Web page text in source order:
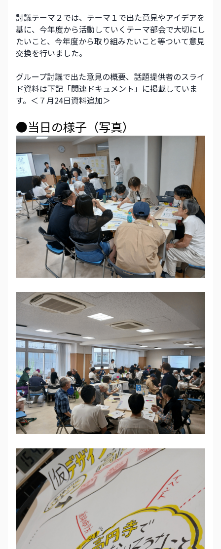
討議テーマ２では、テーマ１で出た意見やアイデアを
基に、今年度から活動していくテーマ部会で大切にし
たいこと、今年度から取り組みたいこと等ついて意見
交換を行いました。
グループ討議で出た意見の概要、話題提供者のスライ
ド資料は下記「関連ドキュメント」に掲載していま
す。＜７月24日資料追加＞
●当日の様子（写真）